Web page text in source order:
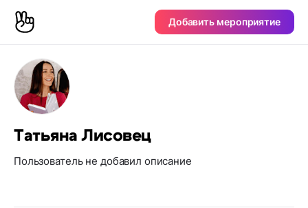
Добавить мероприятие
Татьяна Лисовец
Пользователь не добавил описание